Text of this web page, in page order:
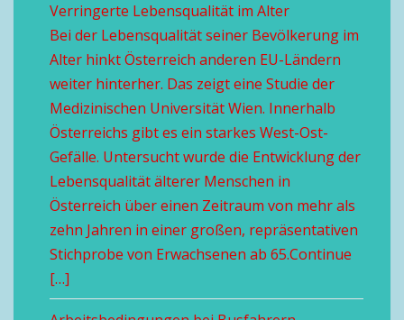
Verringerte Lebensqualität im Alter
Bei der Lebensqualität seiner Bevölkerung im
Alter hinkt Österreich anderen EU-Ländern
weiter hinterher. Das zeigt eine Studie der
Medizinischen Universität Wien. Innerhalb
Österreichs gibt es ein starkes West-Ost-
Gefälle. Untersucht wurde die Entwicklung der
Lebensqualität älterer Menschen in
Österreich über einen Zeitraum von mehr als
zehn Jahren in einer großen, repräsentativen
Stichprobe von Erwachsenen ab 65.Continue
[…]